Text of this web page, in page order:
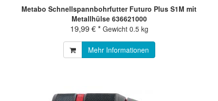
Metabo Schnellspannbohrfutter Futuro Plus S1M mit
Metallhülse 636621000
19,99 € * Gewicht 0.5 kg
Mehr Informationen